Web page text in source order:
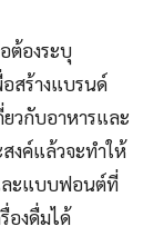
ต้องระบุ
สร้างแบรนด์
วกับอาหารและ
งค์แล้วจะทำให้
ละแบบฟอนต์ที่
องดื่มได้